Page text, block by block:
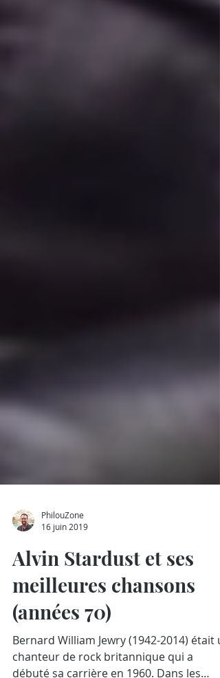
PhilouZone
16 juin 2019
Alvin Stardust et ses
meilleures chansons
(années 70)